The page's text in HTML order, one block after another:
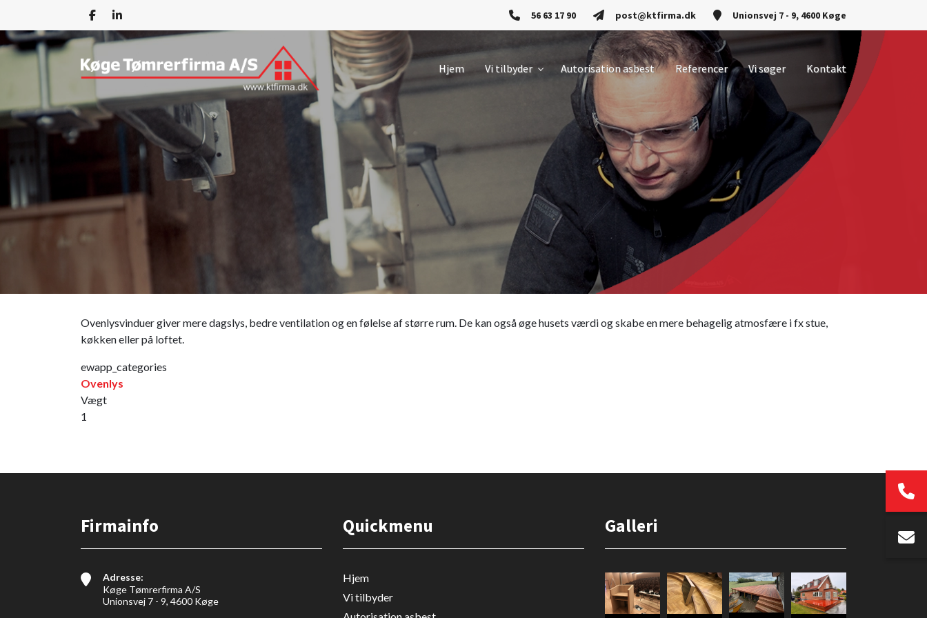
hovedindhold
56 63 17 90 post@ktfirma.dk Unionsvej 7 - 9, 4600 Køge
Hjem Vi tilbyder Autorisation asbest Referencer Vi søger Kontakt
Ovenlysvinduer giver mere dagslys, bedre ventilation og en følelse af større rum. De kan også øge husets værdi og skabe en mere behagelig atmosfære i fx stue,
køkken eller på loftet.
ewapp_categories
Ovenlys
Vægt
1
Firmainfo
Adresse:
Køge Tømrerfirma A/S
Unionsvej 7 - 9, 4600 Køge
Quickmenu
Hjem
Vi tilbyder
Galleri